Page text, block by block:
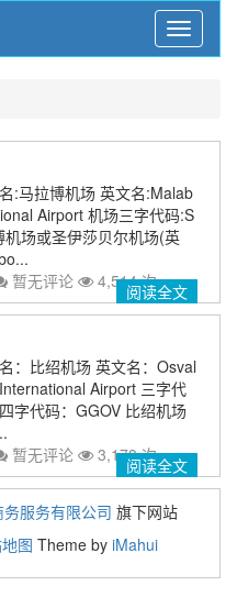
Menu
:马拉博机场 英文名:Malab
Airport 机场三字代码:S
机场或圣伊莎贝尔机场(英
暂无评论 4,514 次阅读全文
：比绍机场 英文名：Osval
Airport 三字代
字代码：GGOV 比绍机场
暂无评论 3,173 次阅读全文
服务有限公司 旗下网站
图 Theme by iMahui